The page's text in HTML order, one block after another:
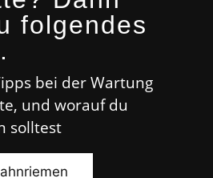
folgendes
bei der Wartung
und worauf du
solltest